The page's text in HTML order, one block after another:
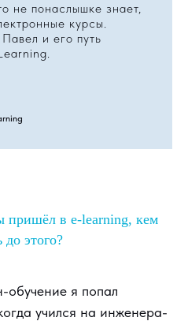
не понаслышке знает,
курсы.
и его путь
пришёл в e-learning, кем
этого?
обучение я попал
учился на инженера-